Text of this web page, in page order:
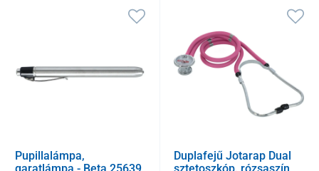
Pupillalámpa,
Duplafejű Jotarap Dual